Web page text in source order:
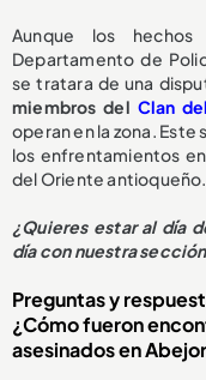
Aunque los
Departamento de
se tratara de una
miembros del Clan
operan en la zona. Este
los enfrentamientos
del Oriente antioqueño.
¿Quieres estar al día
día con nuestra
Preguntas y
¿Cómo fueron
asesinados en